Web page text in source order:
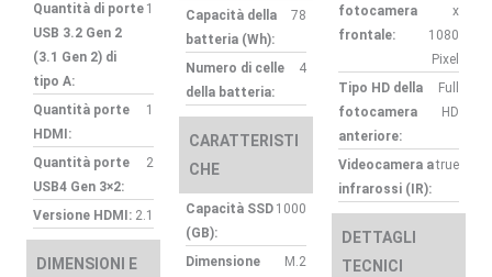
Quantità di porte
USB 3.2 Gen 2
(3.1 Gen 2) di
tipo A:
1
Quantità porte
HDMI:
1
Quantità porte
USB4 Gen 3×2:
2
Versione HDMI: 2.1
DIMENSIONI E
Capacità della
batteria (Wh):
78
Numero di celle
della batteria:
4
CARATTERISTI
CHE
Capacità SSD
(GB):
1000
Dimensione
M.2
fotocamera
frontale:
x
1080
Pixel
Tipo HD della
fotocamera
anteriore:
Full
HD
Videocamera a
infrarossi (IR):
true
DETTAGLI
TECNICI